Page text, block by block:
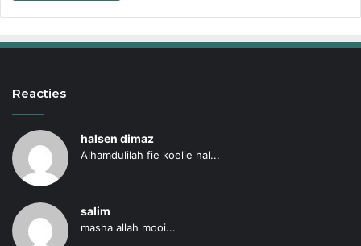
Reacties
halsen dimaz
Alhamdulilah fie koelie hal...
salim
masha allah mooi...